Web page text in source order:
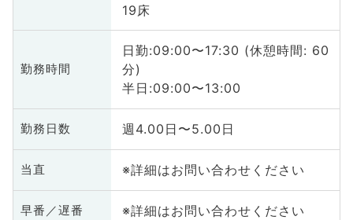
19床
勤務時間
日勤:09:00〜17:30 (休憩時間: 60
分)
半日:09:00〜13:00
勤務日数 週4.00日〜5.00日
当直 ※詳細はお問い合わせください
早番／遅番 ※詳細はお問い合わせください